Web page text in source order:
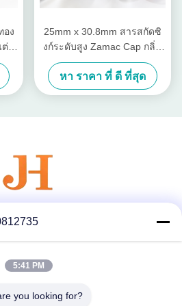
อง
ง
25mm x 30.8mm สารสกัดซิ
งก์ระดับสูง Zamac Cap กลิ่น
หอมกับกระจกปลายปลายและ
สีที่สามารถปรับแต่ง
หา ราคา ที่ ดี ที่สุด
สื่อสังคม
5:41 PM
you looking for?